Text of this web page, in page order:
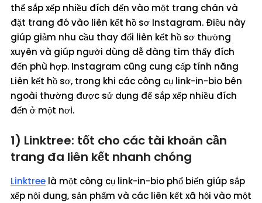
thể sắp xếp nhiều đích đến vào một trang chân và
đặt trang đó vào liên kết hồ sơ Instagram. Điều này
giúp giảm nhu cầu thay đổi liên kết hồ sơ thường
xuyên và giúp người dùng dễ dàng tìm thấy đích
đến phù hợp. Instagram cũng cung cấp tính năng
Liên kết hồ sơ, trong khi các công cụ link-in-bio bên
ngoài thường được sử dụng để sắp xếp nhiều đích
đến ở một nơi.
1) Linktree: tốt cho các tài khoản cần
trang đa liên kết nhanh chóng
Linktree là một công cụ link-in-bio phổ biến giúp sắp
xếp nội dung, sản phẩm và các liên kết xã hội vào một